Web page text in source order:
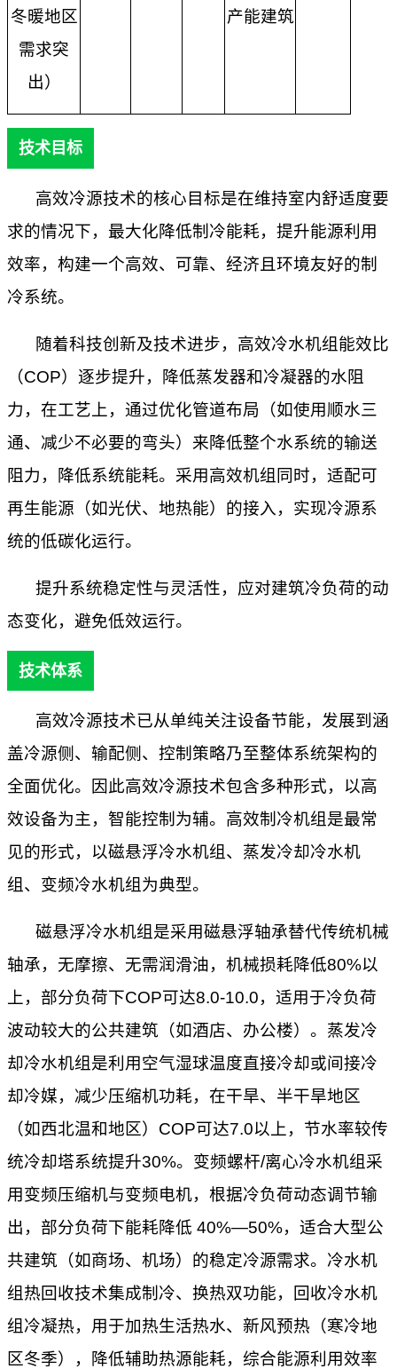
冬暖地区
需求突
出）
产能建筑
技术目标
高效冷源技术的核心目标是在维持室内舒适度要
求的情况下，最大化降低制冷能耗，提升能源利用
效率，构建一个高效、可靠、经济且环境友好的制
冷系统。
随着科技创新及技术进步，高效冷水机组能效比
（COP）逐步提升，降低蒸发器和冷凝器的水阻
力，在工艺上，通过优化管道布局（如使用顺水三
通、减少不必要的弯头）来降低整个水系统的输送
阻力，降低系统能耗。采用高效机组同时，适配可
再生能源（如光伏、地热能）的接入，实现冷源系
统的低碳化运行。
提升系统稳定性与灵活性，应对建筑冷负荷的动
态变化，避免低效运行。
技术体系
高效冷源技术已从单纯关注设备节能，发展到涵
盖冷源侧、输配侧、控制策略乃至整体系统架构的
全面优化。因此高效冷源技术包含多种形式，以高
效设备为主，智能控制为辅。高效制冷机组是最常
见的形式，以磁悬浮冷水机组、蒸发冷却冷水机
组、变频冷水机组为典型。
磁悬浮冷水机组是采用磁悬浮轴承替代传统机械
轴承，无摩擦、无需润滑油，机械损耗降低80%以
上，部分负荷下COP可达8.0-10.0，适用于冷负荷
波动较大的公共建筑（如酒店、办公楼）。蒸发冷
却冷水机组是利用空气湿球温度直接冷却或间接冷
却冷媒，减少压缩机功耗，在干旱、半干旱地区
（如西北温和地区）COP可达7.0以上，节水率较传
统冷却塔系统提升30%。变频螺杆/离心冷水机组采
用变频压缩机与变频电机，根据冷负荷动态调节输
出，部分负荷下能耗降低 40%—50%，适合大型公
共建筑（如商场、机场）的稳定冷源需求。冷水机
组热回收技术集成制冷、换热双功能，回收冷水机
组冷凝热，用于加热生活热水、新风预热（寒冷地
区冬季），降低辅助热源能耗，综合能源利用效率